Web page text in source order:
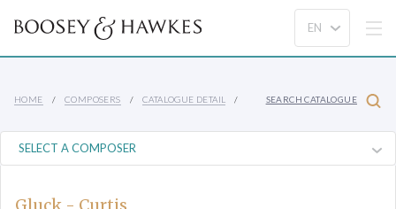
HOME COMPOSERS CATALOGUE DETAIL SEARCH CATALOGUE